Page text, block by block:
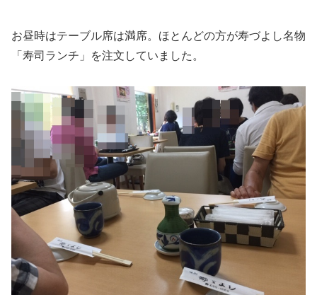
お昼時はテーブル席は満席。ほとんどの方が寿づよし名物
「寿司ランチ」を注文していました。